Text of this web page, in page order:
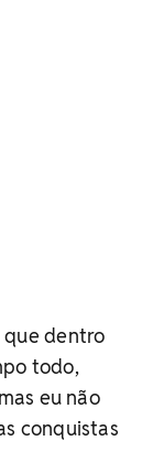
que dentro
todo,
eu não
conquistas